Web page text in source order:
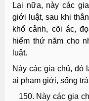
Lại nữa, này các
giới luật, sau khi
khổ cảnh, cõi ác,
hiểm thứ năm cho
luật.
Này các gia chủ, đó
ai phạm giới, sống
Này các gia